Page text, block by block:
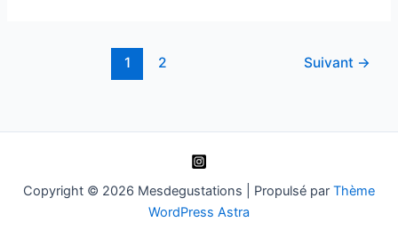
Jean
–
1 2 Suivant →
Copyright © 2026 Mesdegustations | Propulsé par Thème
WordPress Astra